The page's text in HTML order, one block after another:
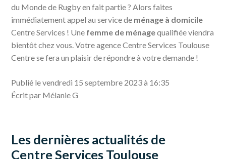
du Monde de Rugby en fait partie ? Alors faites
immédiatement appel au service de ménage à domicile
Centre Services ! Une femme de ménagequalifiée viendra
bientôt chez vous. Votre agence Centre Services Toulouse
Centre se fera un plaisir de répondre à votre demande !
Publié le vendredi 15 septembre 2023 à 16:35
Écrit par Mélanie G
Les dernières actualités de
Centre Services Toulouse